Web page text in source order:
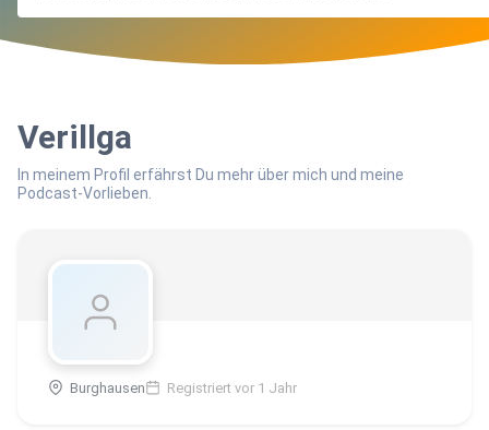
Verillga
In meinem Profil erfährst Du mehr über mich und meine
Podcast-Vorlieben.
Burghausen Registriert vor 1 Jahr